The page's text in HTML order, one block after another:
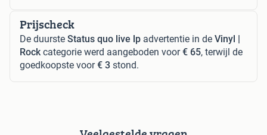
Prijscheck
De duurste Status quo live lp advertentie in de Vinyl |
Rockcategorie werd aangeboden voor€ 65, terwijl de
goedkoopste voor€ 3 stond.